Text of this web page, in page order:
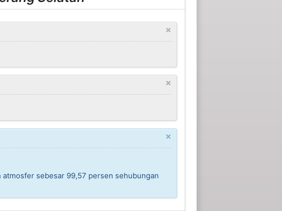
×
×
×
sebesar 99,57 persen sehubungan